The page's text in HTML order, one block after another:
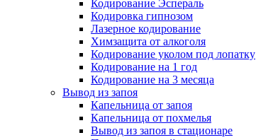
Кодирование Эспераль
Кодировка гипнозом
Лазерное кодирование
Химзащита от алкоголя
Кодирование уколом под лопатку
Кодирование на 1 год
Кодирование на 3 месяца
Вывод из запоя
Капельница от запоя
Капельница от похмелья
Вывод из запоя в стационаре